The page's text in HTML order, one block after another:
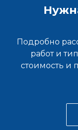
Подробно
работ и
стоимость и